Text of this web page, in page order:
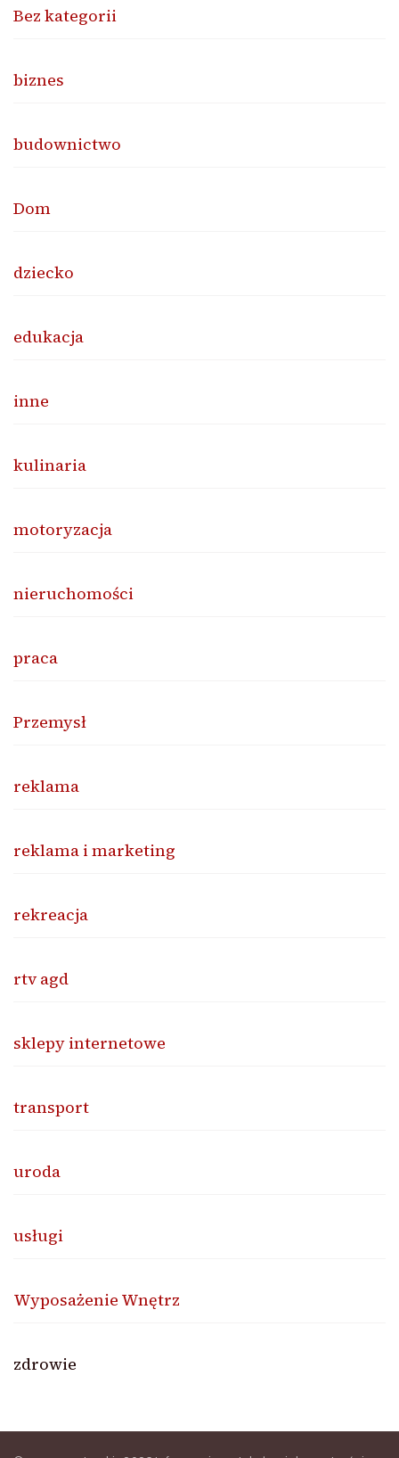
Bez kategorii
biznes
budownictwo
Dom
dziecko
edukacja
inne
kulinaria
motoryzacja
nieruchomości
praca
Przemysł
reklama
reklama i marketing
rekreacja
rtv agd
sklepy internetowe
transport
uroda
usługi
Wyposażenie Wnętrz
zdrowie